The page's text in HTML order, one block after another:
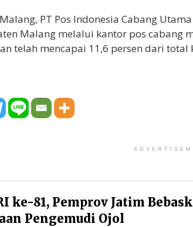
PT Pos Indonesia Cabang
Malang melalui kantor pos cabang
telah mencapai 11,6 persen dari total
ke-81, Pemprov Jatim
Pengemudi Ojol